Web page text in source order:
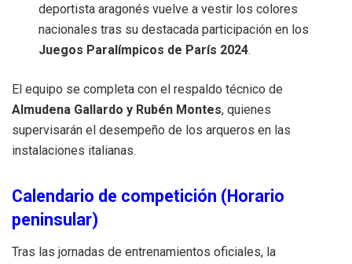
deportista aragonés vuelve a vestir los colores
nacionales tras su destacada participación en los
Juegos Paralímpicos de París 2024.
El equipo se completa con el respaldo técnico de
Almudena Gallardo y Rubén Montes, quienes
supervisarán el desempeño de los arqueros en las
instalaciones italianas.
Calendario de competición (Horario
peninsular)
Tras las jornadas de entrenamientos oficiales, la